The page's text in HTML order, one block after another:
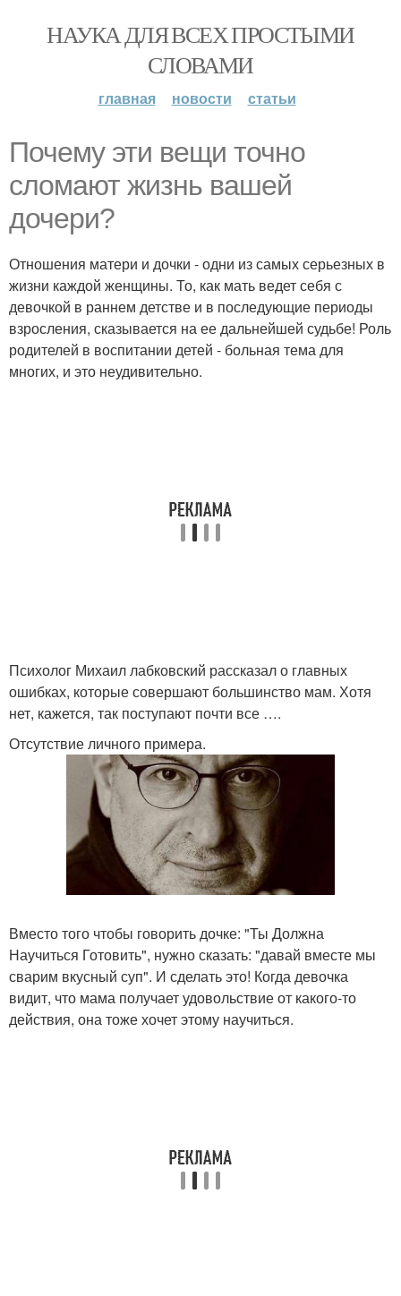
НАУКА ДЛЯ ВСЕХ ПРОСТЫМИ
СЛОВАМИ
главная новости статьи
Почему эти вещи точно
сломают жизнь вашей
дочери?
Отношения матери и дочки - одни из самых серьезных в
жизни каждой женщины. То, как мать ведет себя с
девочкой в раннем детстве и в последующие периоды
взросления, сказывается на ее дальнейшей судьбе! Роль
родителей в воспитании детей - больная тема для
многих, и это неудивительно.
Психолог Михаил лабковский рассказал о главных
ошибках, которые совершают большинство мам. Хотя
нет, кажется, так поступают почти все ….
Отсутствие личного примера.
Вместо того чтобы говорить дочке: "Ты Должна
Научиться Готовить", нужно сказать: "давай вместе мы
сварим вкусный суп". И сделать это! Когда девочка
видит, что мама получает удовольствие от какого-то
действия, она тоже хочет этому научиться.